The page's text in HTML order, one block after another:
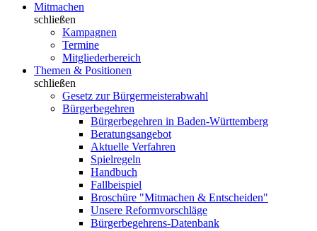
Mitmachen
schließen
Kampagnen
Termine
Mitgliederbereich
Themen & Positionen
schließen
Gesetz zur Bürgermeisterabwahl
Bürgerbegehren
Bürgerbegehren in Baden-Württemberg
Beratungsangebot
Aktuelle Verfahren
Spielregeln
Handbuch
Fallbeispiel
Broschüre "Mitmachen & Entscheiden"
Unsere Reformvorschläge
Bürgerbegehrens-Datenbank